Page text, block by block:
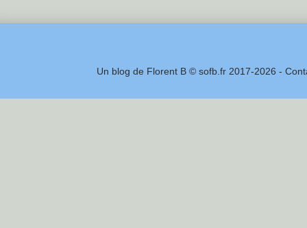
Un blog de Florent B © sofb.fr 2017-2026 -